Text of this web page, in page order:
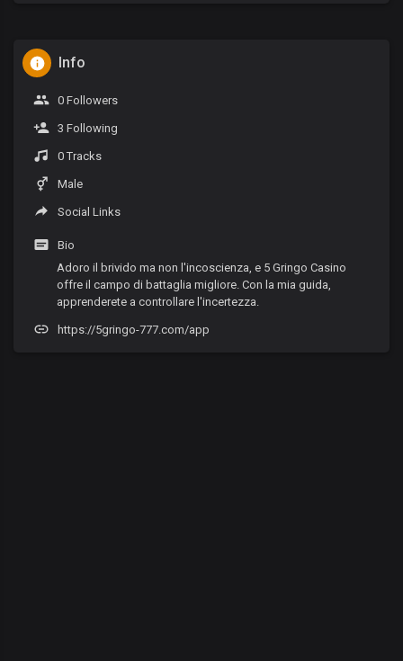
Info
0 Followers
3 Following
0 Tracks
Male
Social Links
Bio
Adoro il brivido ma non l'incoscienza, e 5 Gringo Casino
offre il campo di battaglia migliore. Con la mia guida,
apprenderete a controllare l'incertezza.
https://5gringo-777.com/app